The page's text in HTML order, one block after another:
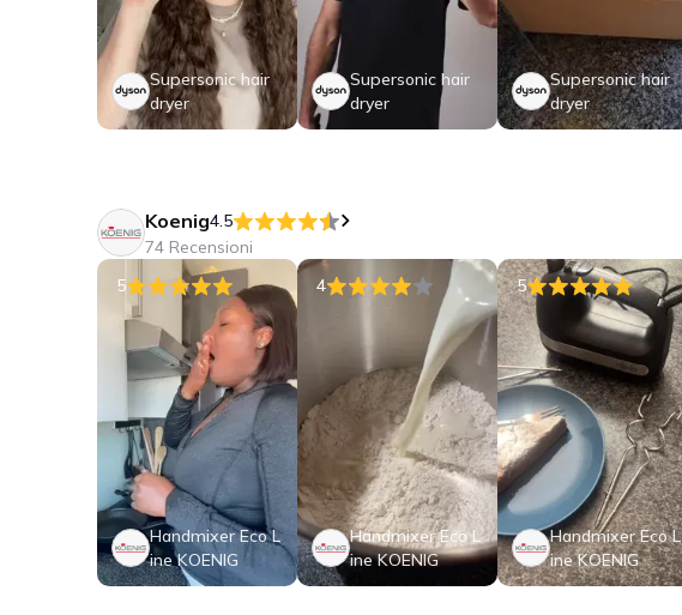
Supersonic hair
dryer
Supersonic hair
dryer
Supersonic hair
dryer
Koenig4.5
74 Recensioni
5
Handmixer Eco L
ine KOENIG
4
Handmixer Eco L
ine KOENIG
5
Handmixer Eco L
ine KOENIG